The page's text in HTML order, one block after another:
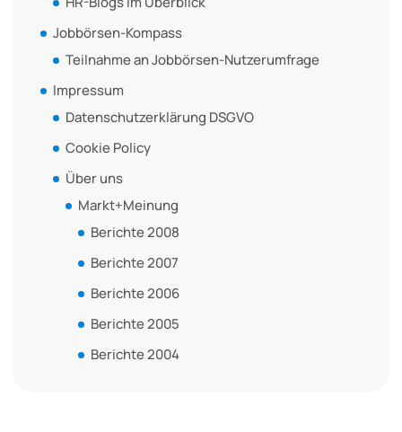
Jobbörsen-Kompass
Teilnahme an Jobbörsen-Nutzerumfrage
Impressum
Datenschutzerklärung DSGVO
Cookie Policy
Über uns
Markt+Meinung
Berichte 2008
Berichte 2007
Berichte 2006
Berichte 2005
Berichte 2004